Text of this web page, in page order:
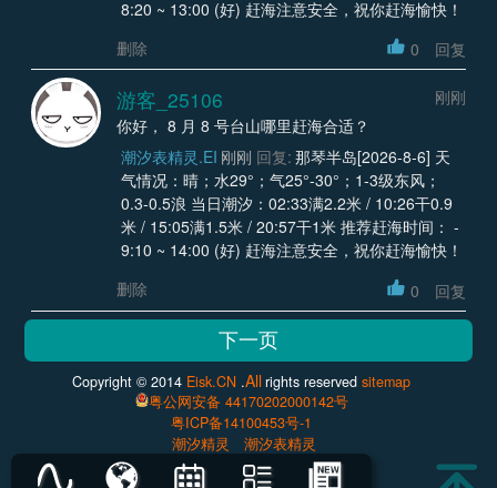
8:20 ~ 13:00 (好) 赶海注意安全，祝你赶海愉快！
删除
0 回复
游客_25106
刚刚
你好， 8 月 8 号台山哪里赶海合适？
潮汐表精灵.EI 刚刚 回复: 那琴半岛[2026-8-6] 天
气情况：晴；水29°；气25°-30°；1-3级东风；
0.3-0.5浪 当日潮汐：02:33满2.2米 / 10:26干0.9
米 / 15:05满1.5米 / 20:57干1米 推荐赶海时间： -
9:10 ~ 14:00 (好) 赶海注意安全，祝你赶海愉快！
删除
0 回复
Copyright © 2014 Eisk.CN .Allrights reservedsitemap
粤公网安备 44170202000142号
粤ICP备14100453号-1
潮汐精灵
潮汐表精灵